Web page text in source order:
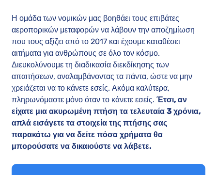
Η ομάδα των νομικών μας βοηθάει τους επιβάτες
αεροπορικών μεταφορών να λάβουν την αποζημίωση
που τους αξίζει από το 2017 και έχουμε καταθέσει
αιτήματα για ανθρώπους σε όλο τον κόσμο.
Διευκολύνουμε τη διαδικασία διεκδίκησης των
απαιτήσεων, αναλαμβάνοντας τα πάντα, ώστε να μην
χρειάζεται να το κάνετε εσείς. Ακόμα καλύτερα,
πληρωνόμαστε μόνο όταν το κάνετε εσείς. Έτσι, αν
είχατε μια ακυρωμένη πτήση τα τελευταία 3 χρόνια,
απλά εισάγετε τα στοιχεία της πτήσης σας
παρακάτω για να δείτε πόσα χρήματα θα
μπορούσατε να δικαιούστε να λάβετε.